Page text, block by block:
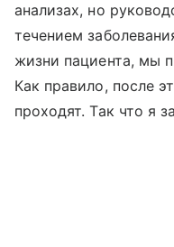
анализах, но
течением
жизни пациента, мы
Как правило, после
проходят. Так что я